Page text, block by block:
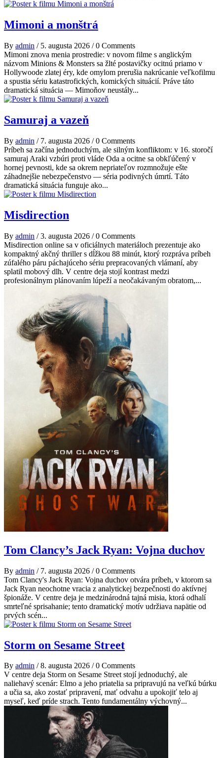
Mimoni a monštrá
By admin / 5. augusta 2026 /0 Comments
Mimoni znova menia prostredie: v novom filme s anglickým
názvom Minions & Monsters sa žlté postavičky ocitnú priamo v
Hollywoode zlatej éry, kde omylom prerušia nakrúcanie veľkofilmu
a spustia sériu katastrofických, komických situácií. Práve táto
dramatická situácia — Mimoňov neustály...
Samuraj a vazeň
By admin / 7. augusta 2026 /0 Comments
Príbeh sa začína jednoduchým, ale silným konfliktom: v 16. storočí
samuraj Araki vzbúri proti vláde Oda a ocitne sa obkľúčený v
hornej pevnosti, kde sa okrem nepriateľov rozmnožuje ešte
záhadnejšie nebezpečenstvo — séria podivných úmrtí. Táto
dramatická situácia funguje ako...
Misdirection
By admin /3. augusta 2026 /0 Comments
Misdirection online sa v oficiálnych materiáloch prezentuje ako
kompaktný akčný thriller s dĺžkou 88 minút, ktorý rozpráva príbeh
zúfalého páru páchajúceho sériu prepracovaných vlámaní, aby
splatil mobový dlh. V centre deja stojí kontrast medzi
profesionálnym plánovaním lúpeží a neočakávaným obratom,...
Tom Clancy’s Jack Ryan: Vojna duchov
By admin / 7. augusta 2026 /0 Comments
Tom Clancy's Jack Ryan: Vojna duchov otvára príbeh, v ktorom sa
Jack Ryan neochotne vracia z analytickej bezpečnosti do aktívnej
špionáže. V centre deja je medzinárodná tajná misia, ktorá odhalí
smrteľné sprisahanie; tento dramatický motív udržiava napätie od
prvých scén...
Storm on Sesame Street
By admin /8. augusta 2026 /0 Comments
V centre deja Storm on Sesame Street stojí jednoduchý, ale
naliehavý scenár: Elmo a jeho priatelia sa pripravujú na veľkú búrku
a učia sa, ako zostať pripravení, mať odvahu a upokojiť telo aj
myseľ, keď príde strach. Tento fundamentálny výchovný...